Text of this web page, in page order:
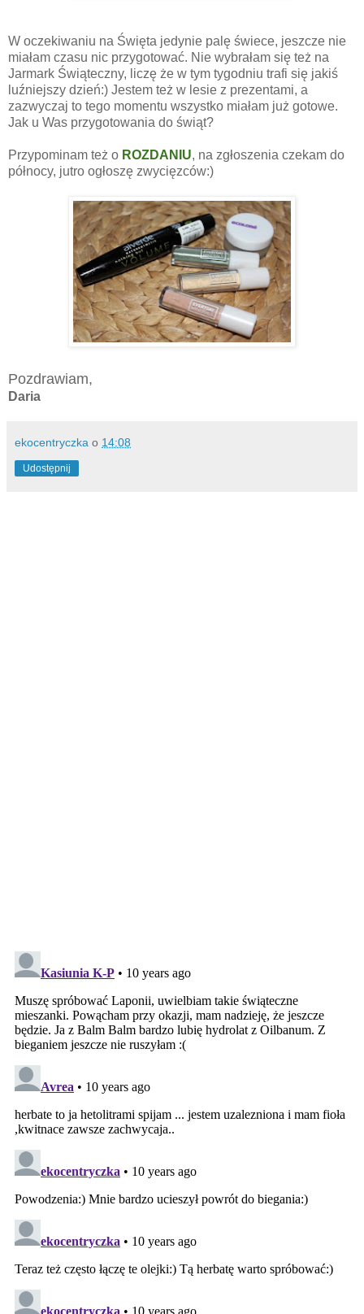
W oczekiwaniu na Święta jedynie palę świece, jeszcze nie
miałam czasu nic przygotować. Nie wybrałam się też na
Jarmark Świąteczny, liczę że w tym tygodniu trafi się jakiś
luźniejszy dzień:) Jestem też w lesie z prezentami, a
zazwyczaj to tego momentu wszystko miałam już gotowe.
Jak u Was przygotowania do świąt?
Przypominam też o ROZDANIU, na zgłoszenia czekam do
północy, jutro ogłoszę zwycięzców:)
Pozdrawiam,
Daria
ekocentryczka o 14:08
Udostępnij